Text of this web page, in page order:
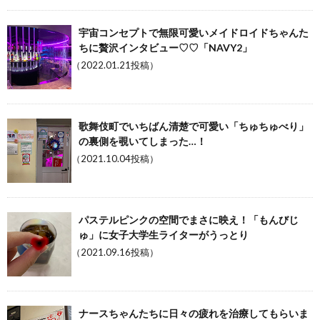
宇宙コンセプトで無限可愛いメイドロイドちゃんた
ちに贅沢インタビュー♡♡「NAVY2」
（2022.01.21投稿）
歌舞伎町でいちばん清楚で可愛い「ちゅちゅべり」
の裏側を覗いてしまった…！
（2021.10.04投稿）
パステルピンクの空間でまさに映え！「もんびじ
ゅ」に女子大学生ライターがうっとり
（2021.09.16投稿）
ナースちゃんたちに日々の疲れを治療してもらいま